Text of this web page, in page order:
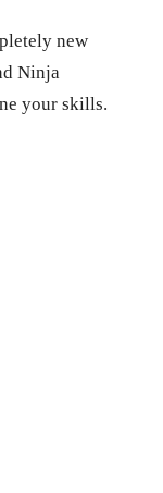
new
Ninja
your skills.